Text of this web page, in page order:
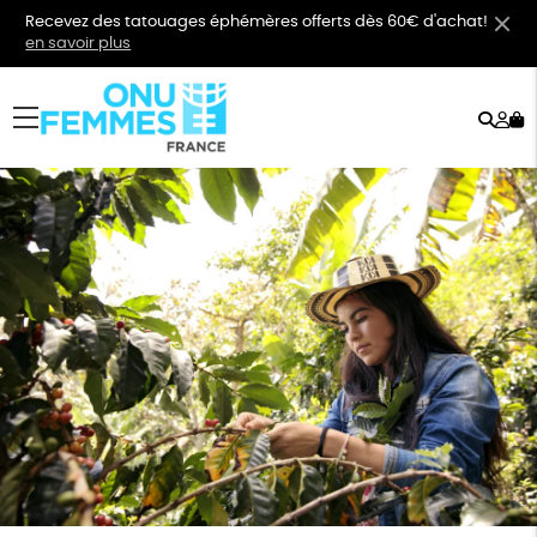
Recevez des tatouages éphémères offerts dès 60€ d'achat!
en savoir plus
menu